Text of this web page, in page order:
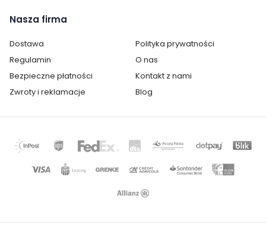
Nasza firma
Dostawa
Polityka prywatności
Regulamin
O nas
Bezpieczne płatności
Kontakt z nami
Zwroty i reklamacje
Blog